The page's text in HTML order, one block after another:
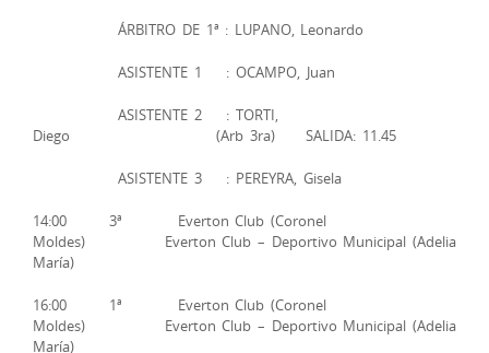
ÁRBITRO DE 1ª : LUPANO, Leonardo
ASISTENTE 1 : OCAMPO, Juan
ASISTENTE 2 : TORTI,
Diego (Arb 3ra) SALIDA: 11.45
ASISTENTE 3 : PEREYRA, Gisela
14:00 3ª Everton Club (Coronel
Moldes) Everton Club – Deportivo Municipal (Adelia
María)
16:00 1ª Everton Club (Coronel
Moldes) Everton Club – Deportivo Municipal (Adelia
María)